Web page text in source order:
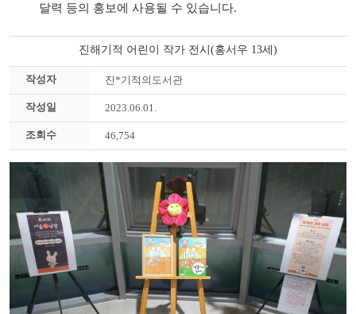
달력 등의 홍보에 사용될 수 있습니다.
진해기적 어린이 작가 전시(홍서우 13세)
작성자 진*기적의도서관
작성일 2023.06.01.
조회수 46,754